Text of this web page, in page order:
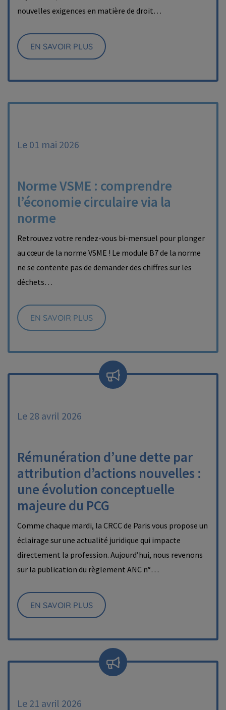
nouvelles exigences en matière de droit…
EN SAVOIR PLUS
Le 01 mai 2026
Norme VSME : comprendre
l’économie circulaire via la
norme
Retrouvez votre rendez-vous bi-mensuel pour plonger
au cœur de la norme VSME ! Le module B7 de la norme
ne se contente pas de demander des chiffres sur les
déchets…
EN SAVOIR PLUS
Le 28 avril 2026
Rémunération d’une dette par
attribution d’actions nouvelles :
une évolution conceptuelle
majeure du PCG
Comme chaque mardi, la CRCC de Paris vous propose un
éclairage sur une actualité juridique qui impacte
directement la profession. Aujourd’hui, nous revenons
sur la publication du règlement ANC n°…
EN SAVOIR PLUS
Le 21 avril 2026